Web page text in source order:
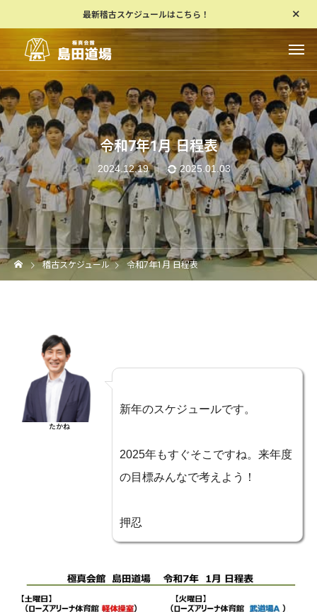
最新稽古スケジュールはこちら！
令和7年1月 日程表
2024.12.19 2025.01.03
稽古スケジュール 令和7年1月 日程表
たかね
新年のスケジュールです。
2025年もすぐそこですね。来年度
の目標みんなで考えよう！
押忍